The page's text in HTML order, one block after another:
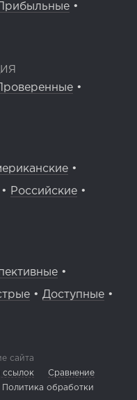
•
•
•
• Российские •
•
• Доступные •
сайта
ссылок
Сравнение
Политика обработки